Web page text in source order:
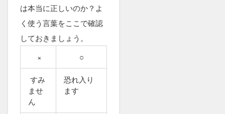
は本当に正しいのか？よ
く使う言葉をここで確認
しておきましょう。
×
○
すみ
ませ
ん
恐れ入り
ます